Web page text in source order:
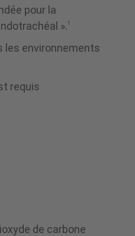
pour la
». 1
les environnements
requis
de carbone